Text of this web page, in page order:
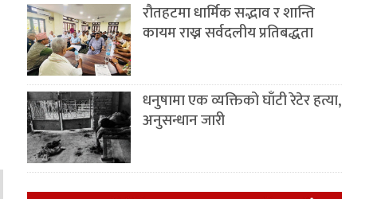
रौतहटमा धार्मिक सद्भाव र शान्ति
कायम राख्न सर्वदलीय प्रतिबद्धता
धनुषामा एक व्यक्तिको घाँटी रेटेर हत्या,
अनुसन्धान जारी